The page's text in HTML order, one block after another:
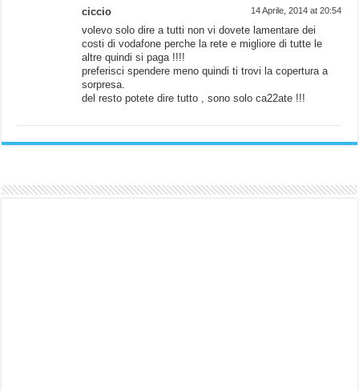
ciccio 14 Aprile, 2014 at 20:54
volevo solo dire a tutti non vi dovete lamentare dei
costi di vodafone perche la rete e migliore di tutte le
altre quindi si paga !!!!
preferisci spendere meno quindi ti trovi la copertura a
sorpresa.
del resto potete dire tutto , sono solo ca22ate !!!